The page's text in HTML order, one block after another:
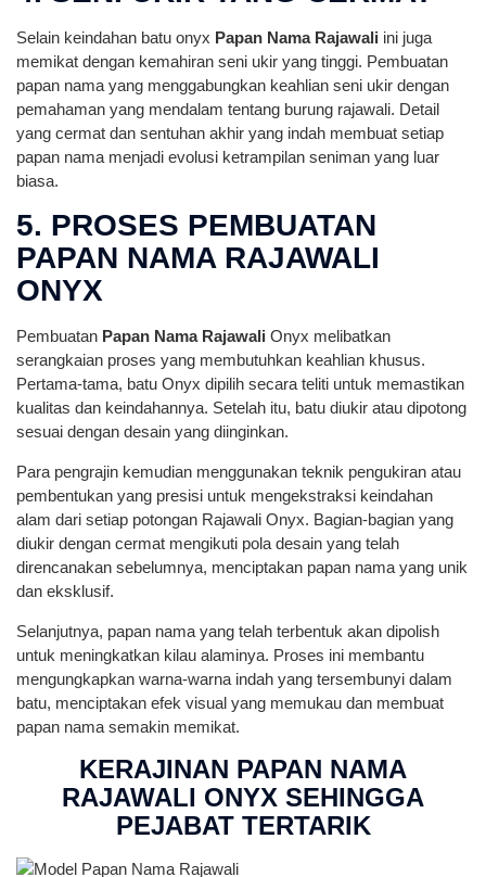
Selain keindahan batu onyx Papan Nama Rajawali ini juga
memikat dengan kemahiran seni ukir yang tinggi. Pembuatan
papan nama yang menggabungkan keahlian seni ukir dengan
pemahaman yang mendalam tentang burung rajawali. Detail
yang cermat dan sentuhan akhir yang indah membuat setiap
papan nama menjadi evolusi ketrampilan seniman yang luar
biasa.
5. PROSES PEMBUATAN
PAPAN NAMA RAJAWALI
ONYX
Pembuatan Papan Nama Rajawali Onyx melibatkan
serangkaian proses yang membutuhkan keahlian khusus.
Pertama-tama, batu Onyx dipilih secara teliti untuk memastikan
kualitas dan keindahannya. Setelah itu, batu diukir atau dipotong
sesuai dengan desain yang diinginkan.
Para pengrajin kemudian menggunakan teknik pengukiran atau
pembentukan yang presisi untuk mengekstraksi keindahan
alam dari setiap potongan Rajawali Onyx. Bagian-bagian yang
diukir dengan cermat mengikuti pola desain yang telah
direncanakan sebelumnya, menciptakan papan nama yang unik
dan eksklusif.
Selanjutnya, papan nama yang telah terbentuk akan dipolish
untuk meningkatkan kilau alaminya. Proses ini membantu
mengungkapkan warna-warna indah yang tersembunyi dalam
batu, menciptakan efek visual yang memukau dan membuat
papan nama semakin memikat.
KERAJINAN PAPAN NAMA
RAJAWALI ONYX SEHINGGA
PEJABAT TERTARIK